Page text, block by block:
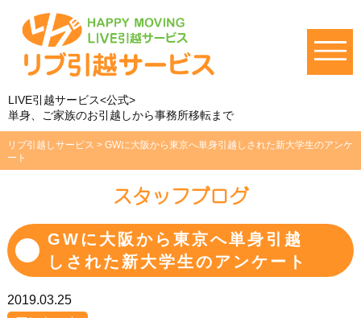
LIVE引越サービス<公式>
単身、ご家族のお引越しから事務所移転まで
リブ引越しサービス > GWに大阪から東京へ単身引越しされた新大学生のアンケ
ート
スタッフブログ
GWに大阪から東京へ単身引越
しされた新大学生のアンケート
2019.03.25